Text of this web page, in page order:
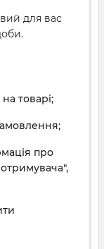
для вас
товарі;
про